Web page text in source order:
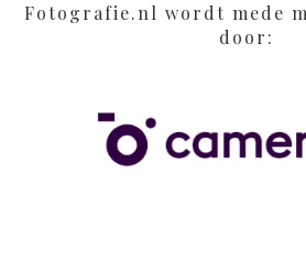
Fotografie.nl wordt mede
door: